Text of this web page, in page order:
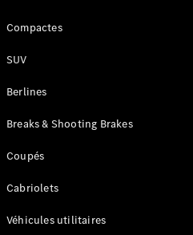
Shooting
Nouveau
Électrique
Brake
Break
Compactes
SUV
Berlines
Breaks & Shooting Brakes
Coupés
Cabriolets
Véhicules utilitaires